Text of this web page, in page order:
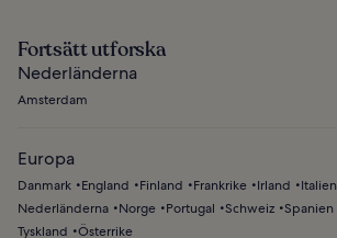
Fortsätt utforska
Nederländerna
Amsterdam
Europa
Danmark England Finland Frankrike Irland Italien
Nederländerna
Norge Portugal Schweiz Spanien
Tyskland
Österrike